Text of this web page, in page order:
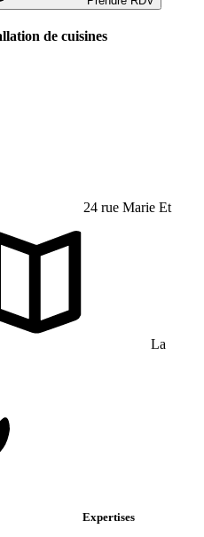
de cuisines
24 rue Marie Et
La
Expertises